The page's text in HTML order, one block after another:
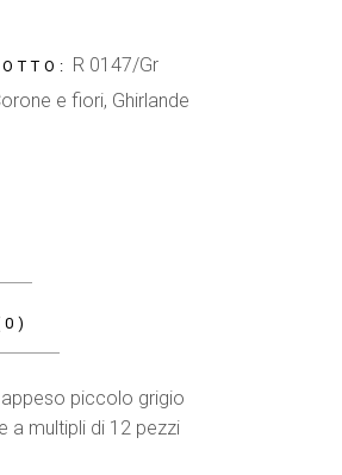
R 0147/Gr
e fiori, Ghirlande
piccolo grigio
a multipli di 12 pezzi